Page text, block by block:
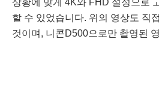
할 수 있었습니다. 위의 영상도 직
것이며, 니콘D500으로만 촬영된